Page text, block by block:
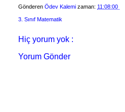
Gönderen Ödev Kalemi zaman: 11:08:00
3. Sınıf Matematik
Hiç yorum yok :
Yorum Gönder